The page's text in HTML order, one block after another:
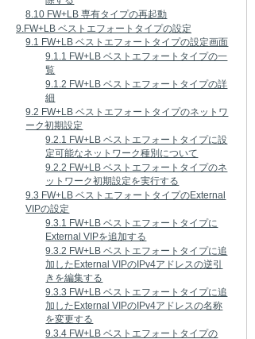
8.10 FW+LB 専有タイプの再起動
9.FW+LB ベストエフォートタイプの設定
9.1 FW+LB ベストエフォートタイプの設定画面
9.1.1 FW+LB ベストエフォートタイプの一
覧
9.1.2 FW+LB ベストエフォートタイプの詳
細
9.2 FW+LB ベストエフォートタイプのネットワ
ーク初期設定
9.2.1 FW+LB ベストエフォートタイプに設
定可能なネットワーク種別について
9.2.2 FW+LB ベストエフォートタイプのネ
ットワーク初期設定を実行する
9.3 FW+LB ベストエフォートタイプのExternal
VIPの設定
9.3.1 FW+LB ベストエフォートタイプに
External VIPを追加する
9.3.2 FW+LB ベストエフォートタイプに追
加したExternal VIPのIPv4アドレスの逆引
きを編集する
9.3.3 FW+LB ベストエフォートタイプに追
加したExternal VIPのIPv4アドレスの名称
を変更する
9.3.4 FW+LB ベストエフォートタイプの